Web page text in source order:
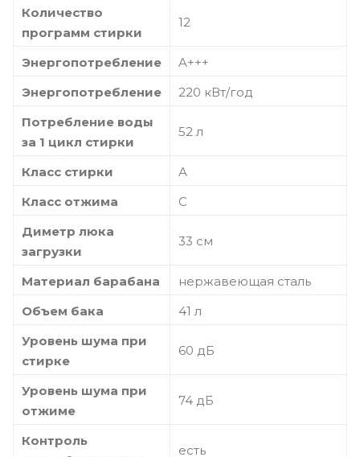
Количество
программ стирки
12
Энергопотребление
A+++
Энергопотребление
220 кВт/год
Потребление воды
за 1 цикл стирки
52 л
Класс стирки
А
Класс отжима
С
Диметр люка
загрузки
33 см
Материал барабана
нержавеющая сталь
Объем бака
41 л
Уровень шума при
стирке
60 дБ
Уровень шума при
отжиме
74 дБ
Контроль
есть